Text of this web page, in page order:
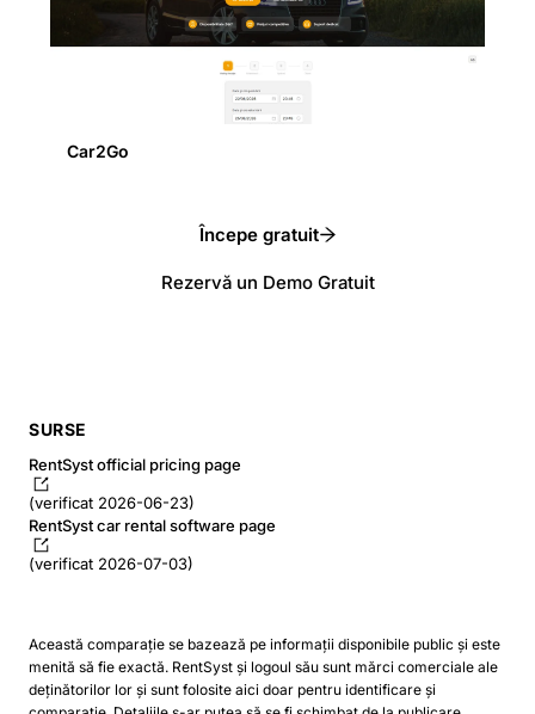
Car2Go
Începe gratuit
Rezervă un Demo Gratuit
SURSE
RentSyst official pricing page
(verificat 2026-06-23)
RentSyst car rental software page
(verificat 2026-07-03)
Această comparație se bazează pe informații disponibile public și este
menită să fie exactă. RentSyst și logoul său sunt mărci comerciale ale
deținătorilor lor și sunt folosite aici doar pentru identificare și